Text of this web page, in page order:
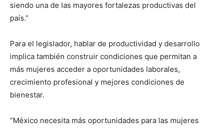
siendo una de las mayores fortalezas productivas del
país.”
Para el legislador, hablar de productividad y desarrollo
implica también construir condiciones que permitan a
más mujeres acceder a oportunidades laborales,
crecimiento profesional y mejores condiciones de
bienestar.
“México necesita más oportunidades para las mujeres